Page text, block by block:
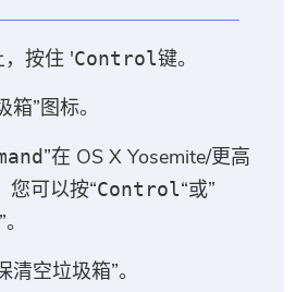
按住 'Control键。
箱”图标。
”在 OS X Yosemite/更高
您可以按“Control“或”
”。
清空垃圾箱”。